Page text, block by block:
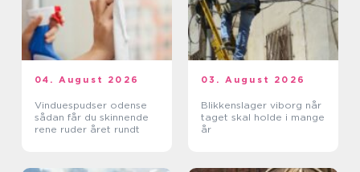
04. August 2026
Vinduespudser odense
sådan får du skinnende
rene ruder året rundt
03. August 2026
Blikkenslager viborg når
taget skal holde i mange
år